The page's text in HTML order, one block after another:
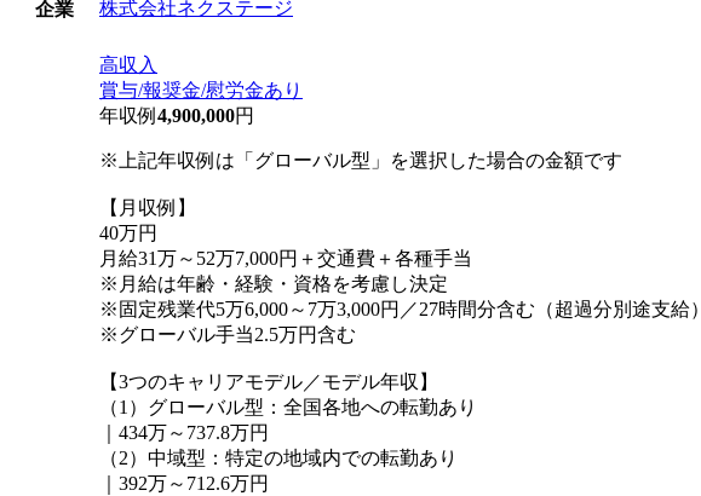
企業 株式会社ネクステージ
高収入
賞与/報奨金/慰労金あり
年収例 4,900,000円
※上記年収例は「グローバル型」を選択した場合の金額です
【月収例】
40万円
月給31万～52万7,000円＋交通費＋各種手当
※月給は年齢・経験・資格を考慮し決定
※固定残業代5万6,000～7万3,000円／27時間分含む（超過分別途支給）
※グローバル手当2.5万円含む
【3つのキャリアモデル／モデル年収】
（1）グローバル型：全国各地への転勤あり
｜434万～737.8万円
（2）中域型：特定の地域内での転勤あり
｜392万～712.6万円